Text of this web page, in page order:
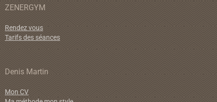
ZENERGYM
Rendez vous
Tarifs des séances
Denis Martin
Mon CV